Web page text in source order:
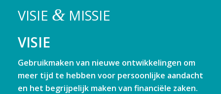
VISIE &MISSIE
VISIE
Gebruikmaken van nieuwe ontwikkelingen om
meer tijd te hebben voor persoonlijke aandacht
en het begrijpelijk maken van financiële zaken.